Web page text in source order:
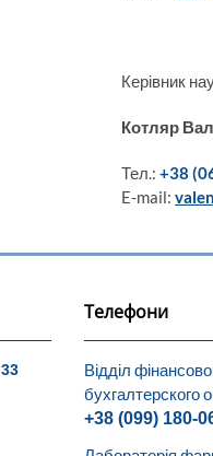
Керівник
Котляр
Тел.:+38
E-mail:
Телефони
Відділ
бухгалтерского
+38 (099) 180-